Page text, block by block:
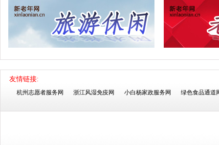
友情链接:
杭州志愿者服务网 浙江风湿免疫网 小白杨家政服务网 绿色食品通道